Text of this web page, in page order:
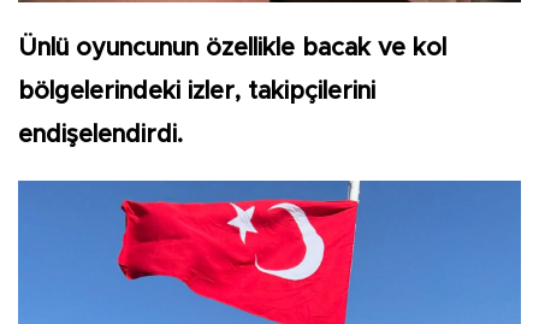
Ünlü oyuncunun özellikle bacak ve kol
bölgelerindeki izler, takipçilerini
endişelendirdi.